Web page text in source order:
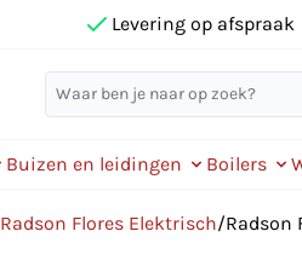
Levering op afspraak
Buizen en leidingen Boilers
Radson Flores Elektrisch/Radson